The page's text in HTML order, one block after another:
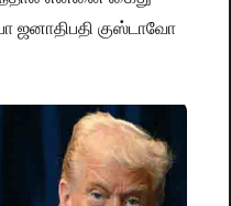
ஜனாதிபதி குஸ்டாவோ